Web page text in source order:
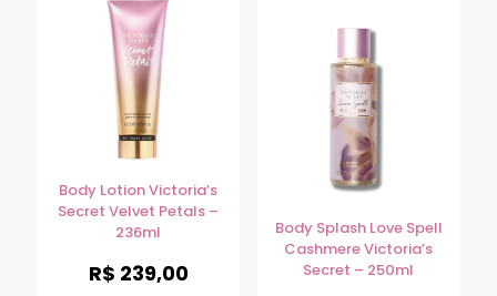
Body Lotion Victoria’s
Secret Velvet Petals –
236ml
R$ 239,00
Body Splash Love Spell
Cashmere Victoria’s
Secret – 250ml